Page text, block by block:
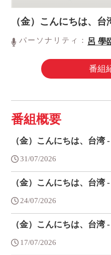
（金）こんにちは、台
パーソナリティ： 呂 學
番組
番組概要
（金）こんにちは、台湾
31/07/2026
（金）こんにちは、台湾
24/07/2026
（金）こんにちは、台湾
17/07/2026